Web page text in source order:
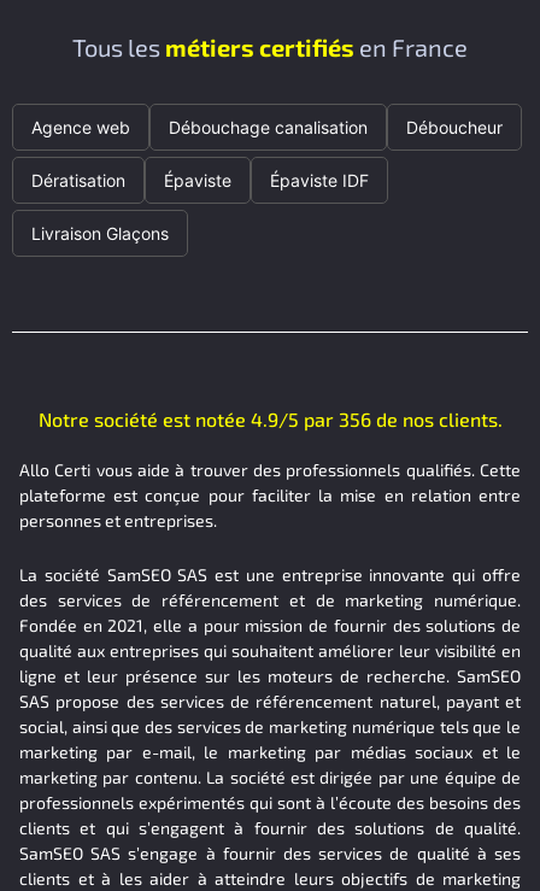
Tous les métiers certifiés en France
Agence web Débouchage canalisation Déboucheur
Dératisation Épaviste Épaviste IDF
Livraison Glaçons
Notre société est notée 4.9/5 par 356 de nos clients.
Allo Certi vous aide à trouver des professionnels qualifiés. Cette
plateforme est conçue pour faciliter la mise en relation entre
personnes et entreprises.
La société SamSEO SAS est une entreprise innovante qui offre
des services de référencement et de marketing numérique.
Fondée en 2021, elle a pour mission de fournir des solutions de
qualité aux entreprises qui souhaitent améliorer leur visibilité en
ligne et leur présence sur les moteurs de recherche. SamSEO
SAS propose des services de référencement naturel, payant et
social, ainsi que des services de marketing numérique tels que le
marketing par e-mail, le marketing par médias sociaux et le
marketing par contenu. La société est dirigée par une équipe de
professionnels expérimentés qui sont à l’écoute des besoins des
clients et qui s’engagent à fournir des solutions de qualité.
SamSEO SAS s’engage à fournir des services de qualité à ses
clients et à les aider à atteindre leurs objectifs de marketing